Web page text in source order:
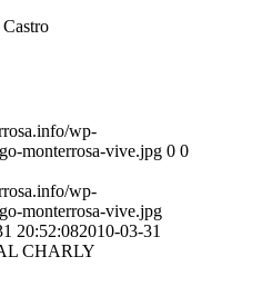
wp-
monterrosa-vive.jpg 0 0
wp-
monterrosa-vive.jpg
20:52:082010-03-31
CHARLY